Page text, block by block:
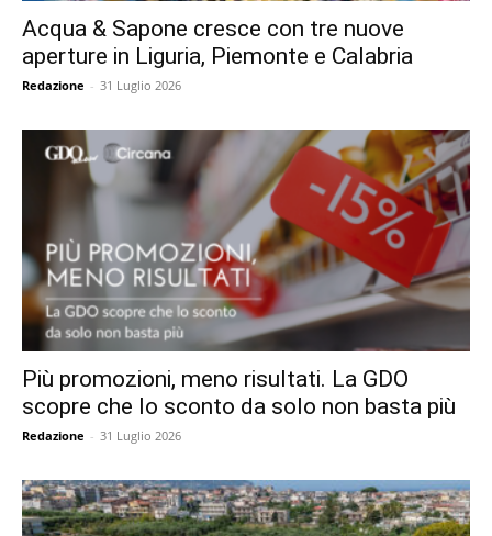
Acqua & Sapone cresce con tre nuove
aperture in Liguria, Piemonte e Calabria
Redazione - 31 Luglio 2026
Più promozioni, meno risultati. La GDO
scopre che lo sconto da solo non basta più
Redazione - 31 Luglio 2026